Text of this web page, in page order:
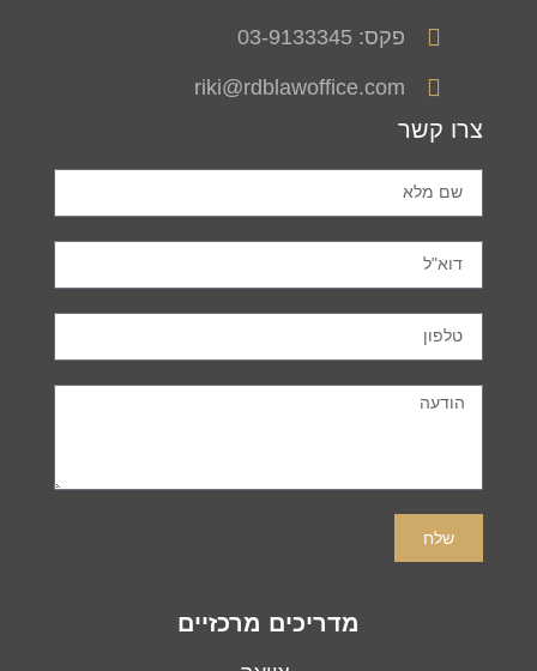
פקס: 03-9133345
riki@rdblawoffice.com
צרו קשר
שלח
מדריכים מרכזיים